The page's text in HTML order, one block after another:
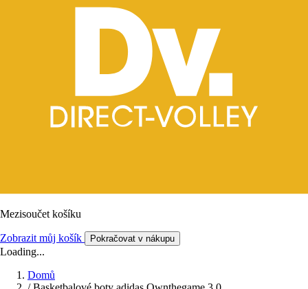
Mezisoučet košíku
Zobrazit můj košík Pokračovat v nákupu
Loading...
Domů